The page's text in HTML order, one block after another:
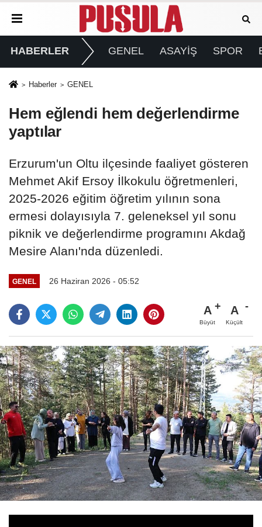
HABERLER GENEL ASAYİŞ SPOR
Haberler GENEL
Hem eğlendi hem değerlendirme
yaptılar
Erzurum'un Oltu ilçesinde faaliyet gösteren
Mehmet Akif Ersoy İlkokulu öğretmenleri,
2025-2026 eğitim öğretim yılının sona
ermesi dolayısıyla 7. geleneksel yıl sonu
piknik ve değerlendirme programını Akdağ
Mesire Alanı'nda düzenledi.
GENEL 26 Haziran 2026 - 05:52
A
Büyüt
A
Küçült